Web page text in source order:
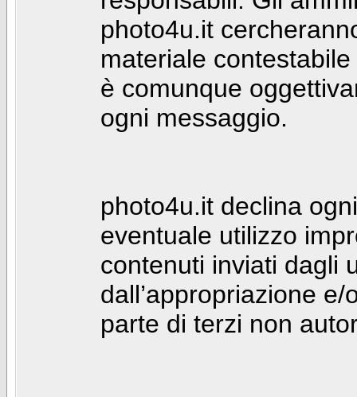
photo4u.it
materiale
è comunque
ogni messaggio.
photo4u.it declina
eventuale utilizzo
contenuti inviati dagli
dall’appropriazione
parte di terzi non